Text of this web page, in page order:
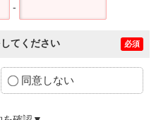
-
てください 必須
同意しない